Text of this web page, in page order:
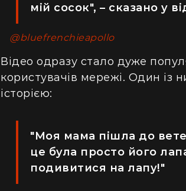
мій сосок", – сказано у
@bluefrenchieapollo
Відео одразу стало дуже
користувачів мережі. Один із
історією:
"Моя мама пішла до
це була просто його
подивитися на лапу!"